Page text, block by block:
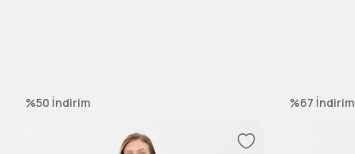
%50 İndirim %67 İndirim